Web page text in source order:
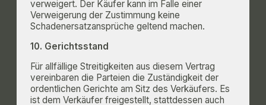
verweigert. Der Käufer kann im Falle einer
Verweigerung der Zustimmung keine
Schadenersatzansprüche geltend machen.
10. Gerichtsstand
Für allfällige Streitigkeiten aus diesem Vertrag
vereinbaren die Parteien die Zuständigkeit der
ordentlichen Gerichte am Sitz des Verkäufers. Es
ist dem Verkäufer freigestellt, stattdessen auch